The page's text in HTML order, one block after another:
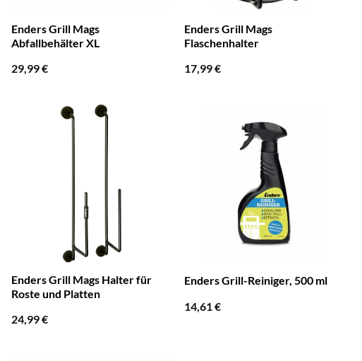
Enders Grill Mags
Abfallbehälter XL
29,99€
Enders Grill Mags
Flaschenhalter
17,99€
Enders Grill Mags Halter für
Roste und Platten
24,99€
Enders Grill-Reiniger, 500 ml
14,61 €